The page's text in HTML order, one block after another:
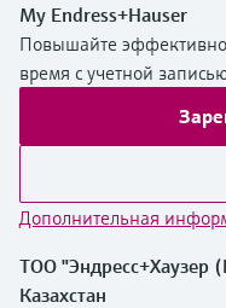
My Endress+Hauser
Повышайте
время с учетной
Дополнительная
ТОО "Эндресс+Хаузер
Казахстан